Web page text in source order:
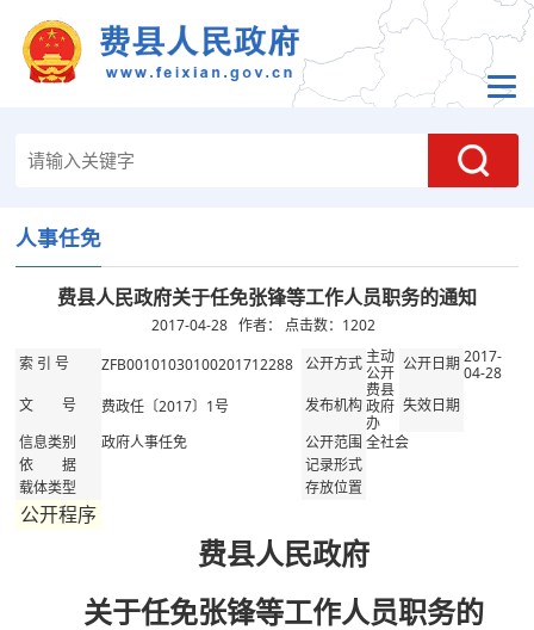
人事任免
费县人民政府关于任免张锋等工作人员职务的通知
2017-04-28 作者： 点击数： 1202
索 引 号 ZFB00101030100201712288 公开方式主动
公开 公开日期2017-
04-28
文 号 费政任〔2017〕1号 发布机构
费县
政府
办
失效日期
信息类别 政府人事任免 公开范围全社会
依 据
记录形式
载体类型
存放位置
公开程序
费县人民政府
关于任免张锋等工作人员职务的